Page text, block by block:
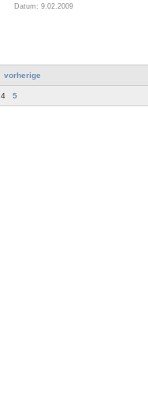
Datum: 9.02.2009
vorherige
4 5